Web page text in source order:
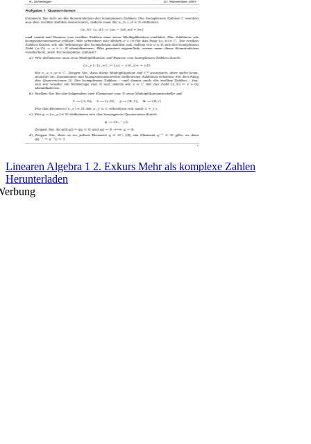
Linearen Algebra 1 2. Exkurs Mehr als komplexe Zahlen
Herunterladen